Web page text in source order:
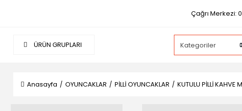
Çağrı Merkezi:
ÜRÜN GRUPLARI
Anasayfa OYUNCAKLAR PİLLİ OYUNCAKLAR KUTULU PİLLİ KAHVE